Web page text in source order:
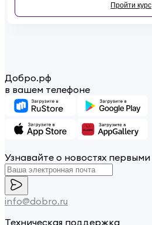
Пройти курс
Добро.рф
в вашем телефоне
Узнавайте о новостях первыми
info@dobro.ru
Техническая поддержка